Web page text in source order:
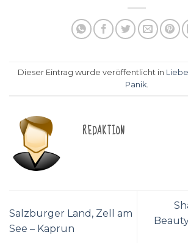
Dieser Eintrag wurde veröffentlicht in Liebe
Panik
REDAKTION
Salzburger Land, Zell am
See – Kaprun